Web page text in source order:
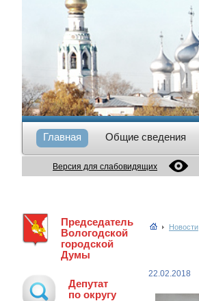
Главная Общие сведения
Версия для слабовидящих
Председатель
Вологодской
городской
Думы
Депутат
по округу
Новости
22.02.2018